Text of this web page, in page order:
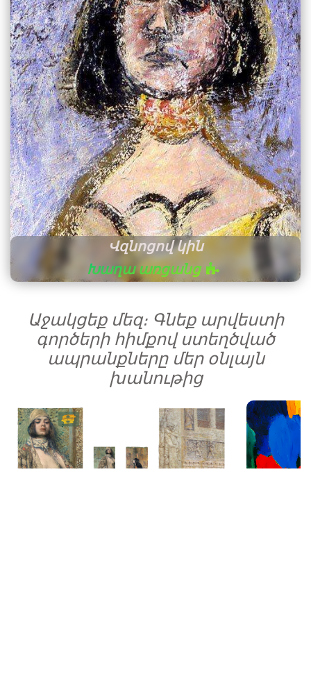
Վզնոցով կին
Խաղա առցանց
Աջակցեք մեզ։ Գնեք արվեստի
գործերի հիմքով ստեղծված
ապրանքները մեր օնլայն
խանութից